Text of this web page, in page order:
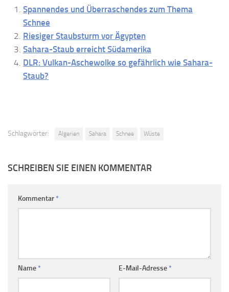
Spannendes und Überraschendes zum Thema
Schnee
Riesiger Staubsturm vor Ägypten
Sahara-Staub erreicht Südamerika
DLR: Vulkan-Aschewolke so gefährlich wie Sahara-
Staub?
Schlagwörter: Algerien Sahara Schnee Wüste
SCHREIBEN SIE EINEN KOMMENTAR
Kommentar *
Name * E-Mail-Adresse *